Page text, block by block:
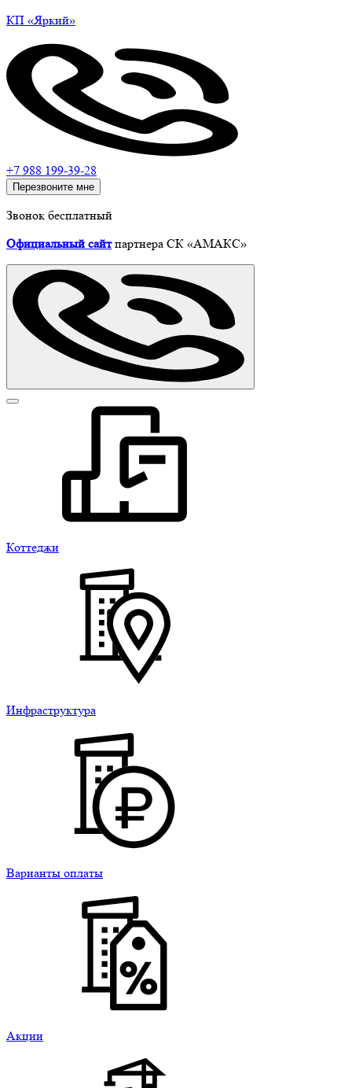
КП «Яркий»
+7 988 199-39-28
Перезвоните мне
Звонок бесплатный
Официальный сайтпартнера СК «АМАКС»
Коттеджи
Инфраструктура
Варианты оплаты
Акции